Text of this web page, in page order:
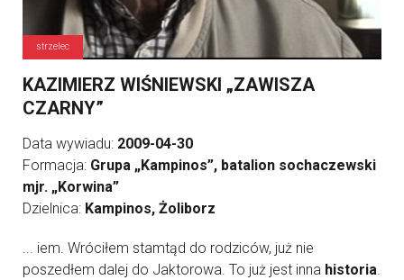
strzelec
KAZIMIERZ WIŚNIEWSKI „ZAWISZA
CZARNY”
Data wywiadu: 2009-04-30
Formacja: Grupa „Kampinos”, batalion sochaczewski
mjr. „Korwina”
Dzielnica: Kampinos, Żoliborz
... iem. Wróciłem stamtąd do rodziców, już nie
poszedłem dalej do Jaktorowa. To już jest inna historia.